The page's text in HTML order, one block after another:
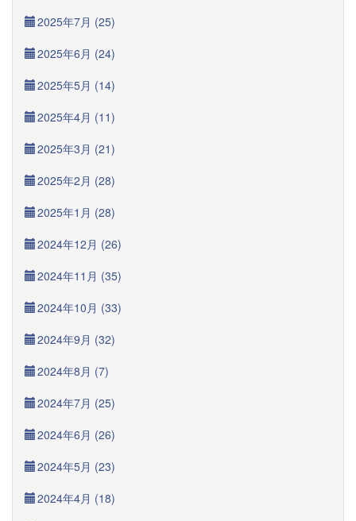
2025年7月 (25)
2025年6月 (24)
2025年5月 (14)
2025年4月 (11)
2025年3月 (21)
2025年2月 (28)
2025年1月 (28)
2024年12月 (26)
2024年11月 (35)
2024年10月 (33)
2024年9月 (32)
2024年8月 (7)
2024年7月 (25)
2024年6月 (26)
2024年5月 (23)
2024年4月 (18)